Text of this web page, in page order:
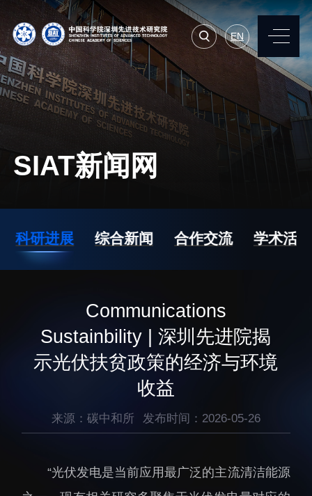
EN
常用系统 人才招聘 联系我们
机构简介
院长寄语
现任领导
研究机构
研究队伍
先进集成技术研究所
生物医学与健康工程研
生物医药与技术研究所
脑认知与脑疾病研究所
合成生物学研究所
材料人工智能研究所
碳中和技术研究所
科学仪器所（筹）
SIAT新闻网
科研进展 综合新闻 合作交流 学术活动
Communications
Sustainbility | 深圳先进院揭
示光伏扶贫政策的经济与环境
收益
来源：碳中和所 发布时间：2026-05-26
“光伏发电是当前应用最广泛的主流清洁能源